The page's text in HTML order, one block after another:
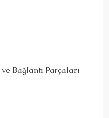
Bağlantı Parçaları